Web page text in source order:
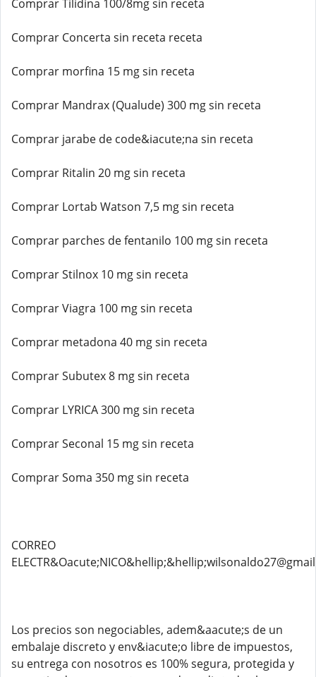
Comprar Tilidina 100/8mg sin receta
Comprar Concerta sin receta receta
Comprar morfina 15 mg sin receta
Comprar Mandrax (Qualude) 300 mg sin receta
Comprar jarabe de code&iacute;na sin receta
Comprar Ritalin 20 mg sin receta
Comprar Lortab Watson 7,5 mg sin receta
Comprar parches de fentanilo 100 mg sin receta
Comprar Stilnox 10 mg sin receta
Comprar Viagra 100 mg sin receta
Comprar metadona 40 mg sin receta
Comprar Subutex 8 mg sin receta
Comprar LYRICA 300 mg sin receta
Comprar Seconal 15 mg sin receta
Comprar Soma 350 mg sin receta
CORREO
Los precios son negociables, adem&aacute;s de un
embalaje discreto y env&iacute;o libre de impuestos,
su entrega con nosotros es 100% segura, protegida y